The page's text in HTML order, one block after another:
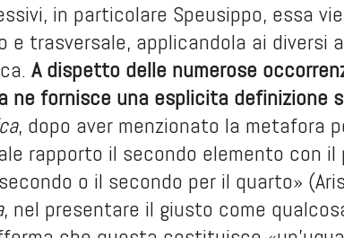
in particolare Speusippo, essa
trasversale, applicandola ai diversi
A dispetto delle numerose
fornisce una esplicita definizione
, dopo aver menzionato la metafora
rapporto il secondo elemento con
o il secondo per il quarto»
, nel presentare il giusto come